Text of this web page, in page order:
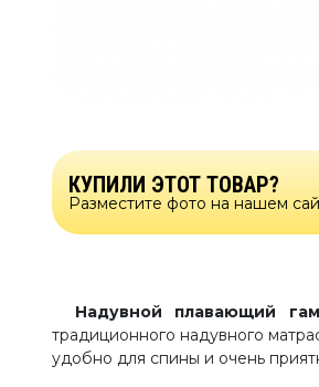
КУПИЛИ ЭТОТ ТОВАР?
Разместите фото на нашем
Надувной плавающий
традиционного надувного
удобно для спины и очень